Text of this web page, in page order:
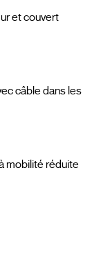
et couvert
câble dans les
mobilité réduite